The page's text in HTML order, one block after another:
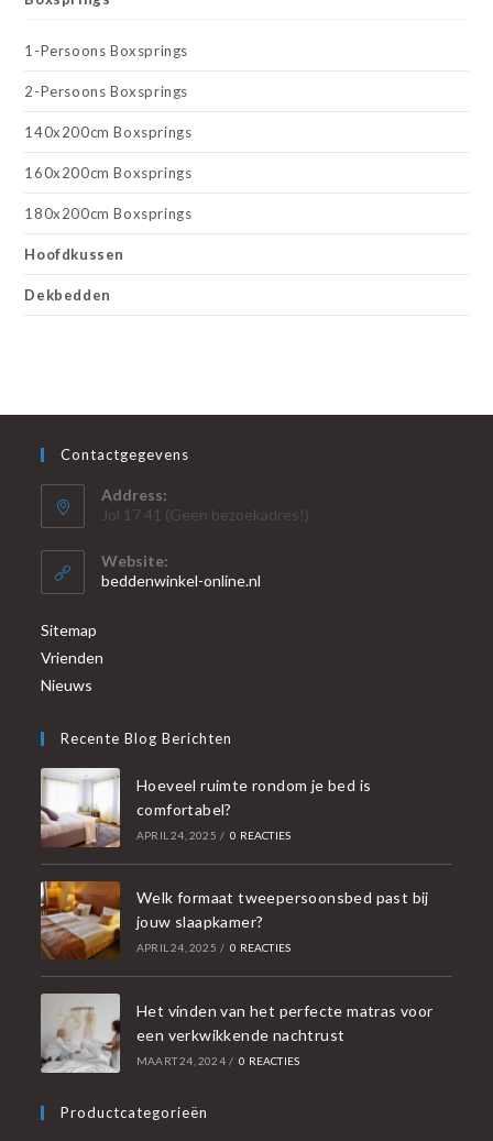
1-Persoons Boxsprings
2-Persoons Boxsprings
140x200cm Boxsprings
160x200cm Boxsprings
180x200cm Boxsprings
Hoofdkussen
Dekbedden
Contactgegevens
Address:
Jol 17 41 (Geen bezoekadres!)
Website:
beddenwinkel-online.nl
Sitemap
Vrienden
Nieuws
Recente Blog Berichten
Hoeveel ruimte rondom je bed is
comfortabel?
APRIL 24, 2025 / 0 REACTIES
Welk formaat tweepersoonsbed past bij
jouw slaapkamer?
APRIL 24, 2025 / 0 REACTIES
Het vinden van het perfecte matras voor
een verkwikkende nachtrust
MAART 24, 2024 / 0 REACTIES
Productcategorieën